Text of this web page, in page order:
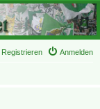
Anmelden
Registrieren